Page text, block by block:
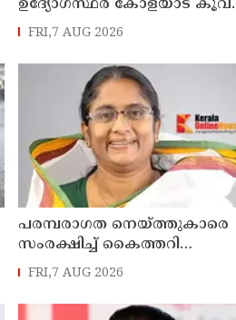
ഉദ്യോഗസ്ഥർ കോളയാട് കൂവ
ഉന്നതി സന്ദർശിച്ചു
FRI,7 AUG 2026
പരമ്പരാഗത നെയ്ത്തുകാരെ
സംരക്ഷിച്ച് കൈത്തറി
മേഖലയുടെ
സാധ്യമാക്കും: ഡെപ്യൂട്ടി
FRI,7 AUG 2026